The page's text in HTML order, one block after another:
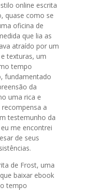
online escrita
quase como se
oficina de
que lia as
atraído por um
texturas, um
tempo
fundamentado
da
uma rica e
a
testemunho da
me encontrei
de seus
de Frost, uma
baixar ebook
tempo